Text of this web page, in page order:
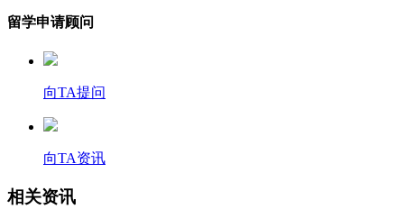
留学申请顾问
向TA提问
向TA资讯
相关资讯